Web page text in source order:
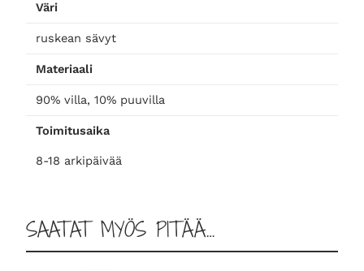
a
m
Väri
ruskean sävyt
Materiaali
90% villa, 10% puuvilla
Toimitusaika
8-18 arkipäivää
SAATAT MYÖS PITÄÄ…